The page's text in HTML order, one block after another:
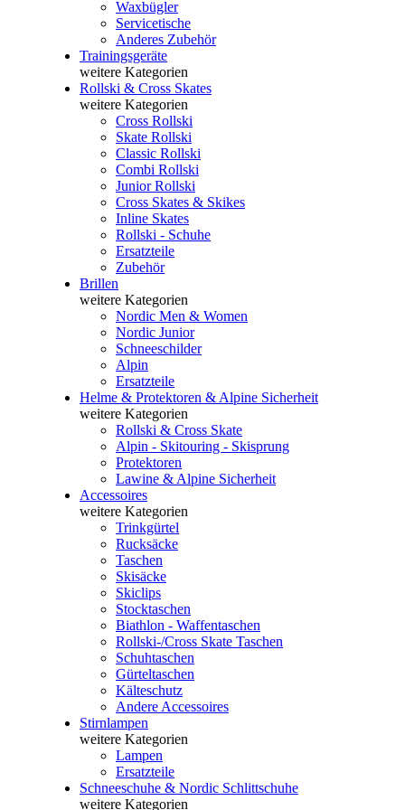
Waxbügler
Servicetische
Anderes Zubehör
Trainingsgeräte
weitere Kategorien
Rollski & Cross Skates
weitere Kategorien
Cross Rollski
Skate Rollski
Classic Rollski
Combi Rollski
Junior Rollski
Cross Skates & Skikes
Inline Skates
Rollski - Schuhe
Ersatzteile
Zubehör
Brillen
weitere Kategorien
Nordic Men & Women
Nordic Junior
Schneeschilder
Alpin
Ersatzteile
Helme & Protektoren & Alpine Sicherheit
weitere Kategorien
Rollski & Cross Skate
Alpin - Skitouring - Skisprung
Protektoren
Lawine & Alpine Sicherheit
Accessoires
weitere Kategorien
Trinkgürtel
Rucksäcke
Taschen
Skisäcke
Skiclips
Stocktaschen
Biathlon - Waffentaschen
Rollski-/Cross Skate Taschen
Schuhtaschen
Gürteltaschen
Kälteschutz
Andere Accessoires
Stirnlampen
weitere Kategorien
Lampen
Ersatzteile
Schneeschuhe & Nordic Schlittschuhe
weitere Kategorien